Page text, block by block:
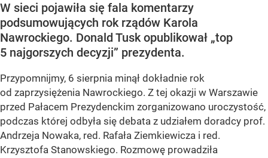
W sieci pojawiła się fala komentarzy
podsumowujących rok rządów Karola
Nawrockiego. Donald Tusk opublikował „top
5 najgorszych decyzji” prezydenta.
Przypomnijmy, 6 sierpnia minął dokładnie rok
od zaprzysiężenia Nawrockiego. Z tej okazji w Warszawie
przed Pałacem Prezydenckim zorganizowano uroczystość,
podczas której odbyła się debata z udziałem doradcy prof.
Andrzeja Nowaka, red. Rafała Ziemkiewicza i red.
Krzysztofa Stanowskiego. Rozmowę prowadziła